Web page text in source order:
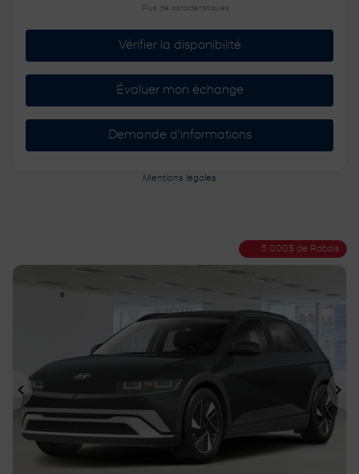
Plus de caractéristiques
Vérifier la disponibilité
Évaluer mon échange
Demande d'informations
Mentions légales
5 000$ de Rabais
Précédent